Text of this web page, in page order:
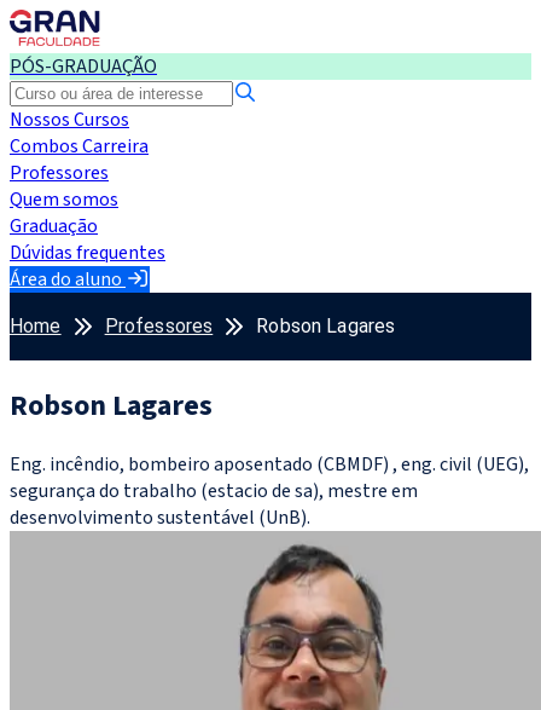
PÓS-GRADUAÇÃO
Nossos Cursos
Combos Carreira
Professores
Quem somos
Graduação
Dúvidas frequentes
Área do aluno
Home Professores Robson Lagares
Robson Lagares
Eng. incêndio, bombeiro aposentado (CBMDF) , eng. civil (UEG),
segurança do trabalho (estacio de sa), mestre em
desenvolvimento sustentável (UnB).